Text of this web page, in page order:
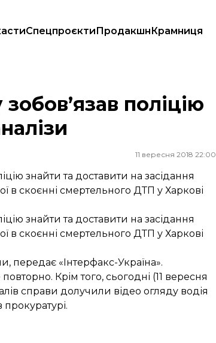
СпецпроєктиПродакшнКрамниця
поліцію
11 вересня 2018 22:00
знайти та доставити на засідання
в скоєнні смертельного ДТП у Харкові
знайти та доставити на засідання
в скоєнні смертельного ДТП у Харкові
передає «Інтерфакс-Україна».
Крім того, сьогодні (11 вересня
справи долучили відео огляду водія